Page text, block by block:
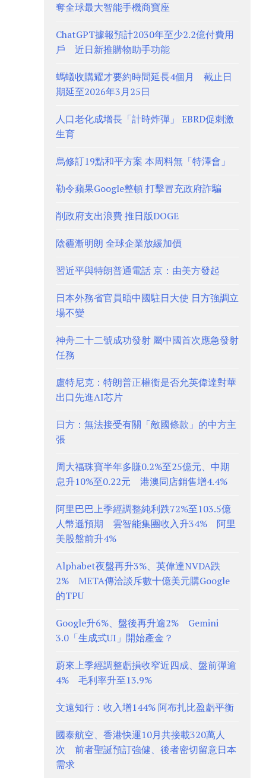
奪全球最大智能手機商寶座
ChatGPT據報預計2030年至少2.2億付費用
戶 近日新推購物助手功能
螞蟻收購耀才要約時間延長4個月 截止日
期延至2026年3月25日
人口老化成增長「計時炸彈」 EBRD促刺激
生育
烏修訂19點和平方案 本周料無「特澤會」
勒令蘋果Google整頓 打擊冒充政府詐騙
削政府支出浪費 推日版DOGE
陰霾漸明朗 全球企業放緩加價
習近平與特朗普通電話 京：由美方發起
日本外務省官員晤中國駐日大使 日方強調立
場不變
神舟二十二號成功發射 屬中國首次應急發射
任務
盧特尼克：特朗普正權衡是否允英偉達對華
出口先進AI芯片
日方：無法接受有關「敵國條款」的中方主
張
周大福珠寶半年多賺0.2%至25億元、中期
息升10%至0.22元 港澳同店銷售增4.4%
阿里巴巴上季經調整純利跌72%至103.5億
人幣遜預期 雲智能集團收入升34% 阿里
美股盤前升4%
Alphabet夜盤再升3%、英偉達NVDA跌
2% META傳洽談斥數十億美元購Google
的TPU
Google升6%、盤後再升逾2% Gemini
3.0「生成式UI」開始產金？
蔚來上季經調整虧損收窄近四成、盤前彈逾
4% 毛利率升至13.9%
文遠知行：收入增144% 阿布扎比盈虧平衡
國泰航空、香港快運10月共接載320萬人
次 前者聖誕預訂強健、後者密切留意日本
需求